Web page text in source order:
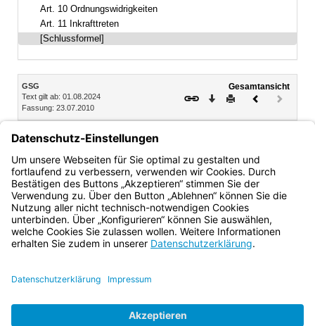
Art. 10 Ordnungswidrigkeiten
Art. 11 Inkrafttreten
[Schlussformel]
Inhalt
GSG
Text gilt ab: 01.08.2024
Fassung: 23.07.2010
Gesamtansicht
Download
DruckenVorheriges
(inaktiv)
München, den 23. Juli 2010
Der Bayerische Ministerpräsident
Horst Seehofer
Bayern.de
BayernPortal
Impressum